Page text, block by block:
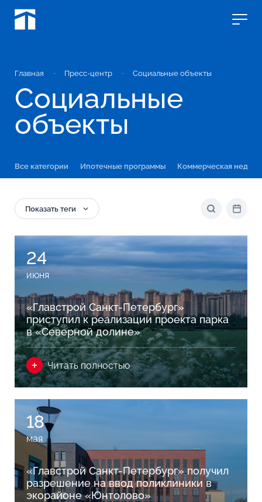
Главная Пресс-центр Социальные объекты
Социальные
объекты
Все категории Ипотечные программы Коммерческая
Показать теги
24
июня
«Главстрой Санкт-Петербург»
приступил к реализации проекта парка
в «Северной долине»
Читать полностью
18
мая
«Главстрой Санкт-Петербург» получил
разрешение на ввод поликлиники в
экорайоне «Юнтолово»